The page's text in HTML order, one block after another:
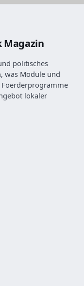
Magazin
politisches
was Module und
lokaler